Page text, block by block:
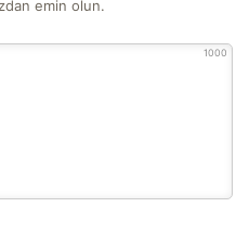
emin olun.
1000